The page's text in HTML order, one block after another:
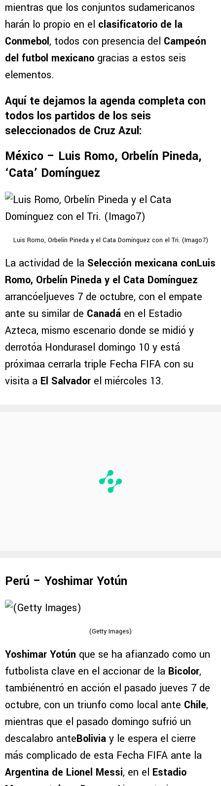
mientras que los conjuntos sudamericanos
harán lo propio en el clasificatorio de la
Conmebol, todos con presencia del Campeón
del futbol mexicano gracias a estos seis
elementos.
Aquí te dejamos la agenda completa con
todos los partidos de los seis
seleccionados de Cruz Azul:
México – Luis Romo, Orbelín Pineda,
‘Cata’ Domínguez
Luis Romo, Orbelín Pineda y el Cata Domínguez con el Tri. (Imago7)
La actividad de la Selección mexicana conLuis
Romo, Orbelín Pineda y el Cata Domínguez
arrancóeljueves 7 de octubre, con el empate
ante su similar de Canadá en el Estadio
Azteca, mismo escenario donde se midió y
derrotóa Hondurasel domingo 10 y está
próximaa cerrarla triple Fecha FIFA con su
visita a El Salvador el miércoles 13.
Perú – Yoshimar Yotún
(Getty Images)
Yoshimar Yotún que se ha afianzado como un
futbolista clave en el accionar de la Bicolor,
tambiénentró en acción el pasado jueves 7 de
octubre, con un triunfo como local ante Chile,
mientras que el pasado domingo sufrió un
descalabro anteBolivia y le espera el cierre
más complicado de esta Fecha FIFA ante la
Argentina de Lionel Messi, en el Estadio